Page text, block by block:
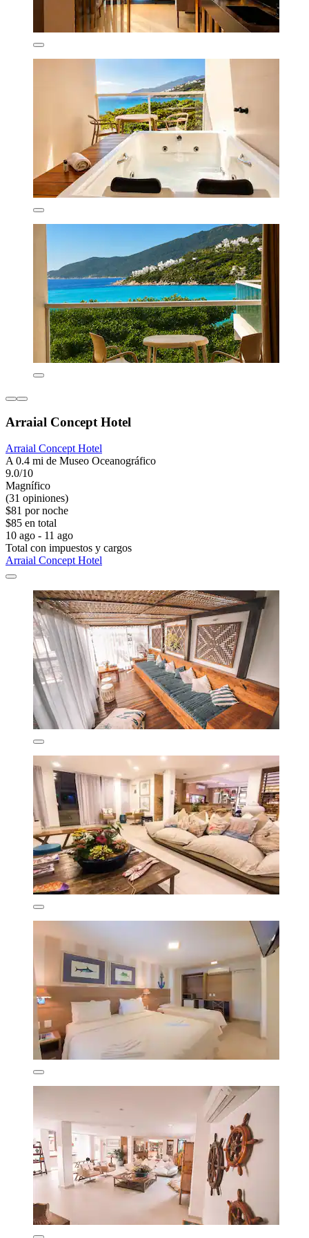
Arraial Concept Hotel
Arraial Concept Hotel
A 0.4 mi de Museo Oceanográfico
9.0/10
Magnífico
(31 opiniones)
$81 por noche
$85 en total
10 ago - 11 ago
Total con impuestos y cargos
Arraial Concept Hotel